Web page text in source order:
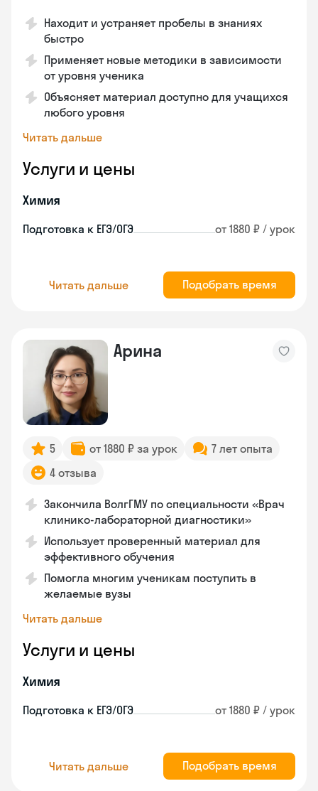
Находит и устраняет пробелы в знаниях
быстро
Применяет новые методики в зависимости
от уровня ученика
Объясняет материал доступно для учащихся
любого уровня
Читать дальше
Услуги и цены
Химия
Подготовка к ЕГЭ/ОГЭ от 1880 ₽ / урок
Читать дальше Подобрать время
Арина
5 от 1880 ₽ за урок
7 лет опыта
4 отзыва
Закончила ВолгГМУ по специальности «Врач
клинико-лабораторной диагностики»
Использует проверенный материал для
эффективного обучения
Помогла многим ученикам поступить в
желаемые вузы
Читать дальше
Услуги и цены
Химия
Подготовка к ЕГЭ/ОГЭ от 1880 ₽ / урок
Читать дальше Подобрать время